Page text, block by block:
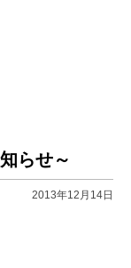
らせ～
2013年12月14日